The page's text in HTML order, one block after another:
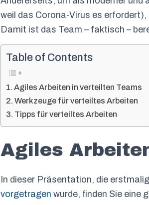
weil das Corona-Virus es
Damit ist das Team – faktisch –
Table of Contents
Agiles Arbeiten in verteilten Teams
Werkzeuge für verteiltes Arbeiten
Tipps für verteiltes Arbeiten
Agiles
In dieser Präsentation, die
vorgetragen wurde, finden Sie eine